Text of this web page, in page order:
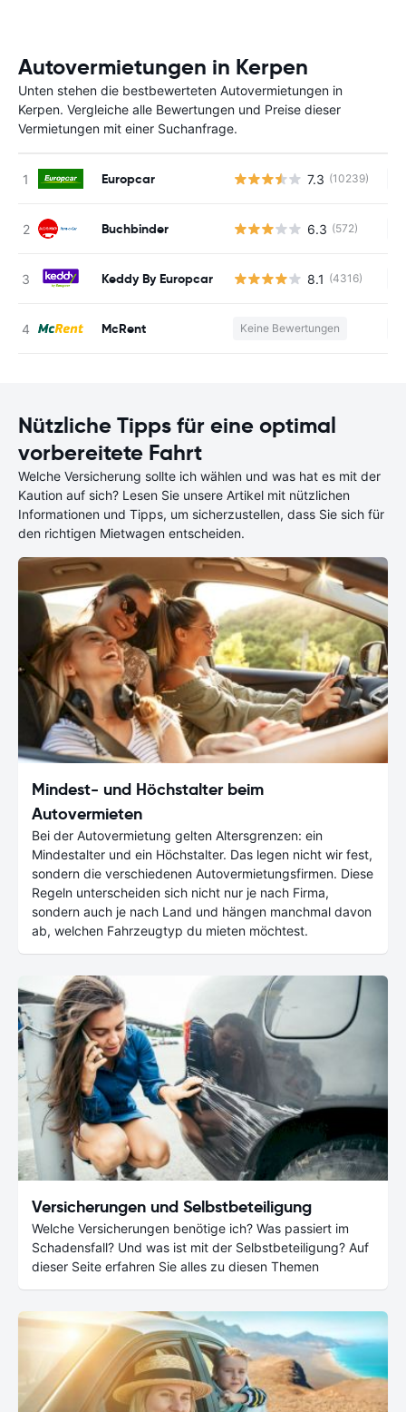
Autovermietungen in Kerpen
Unten stehen die bestbewerteten Autovermietungen in
Kerpen. Vergleiche alle Bewertungen und Preise dieser
Vermietungen mit einer Suchanfrage.
Europcar 7.3 (10239)
Buchbinder 6.3 (572)
Keddy By Europcar 8.1 (4316)
McRent Keine Bewertungen
Nützliche Tipps für eine optimal
vorbereitete Fahrt
Welche Versicherung sollte ich wählen und was hat es mit der
Kaution auf sich? Lesen Sie unsere Artikel mit nützlichen
Informationen und Tipps, um sicherzustellen, dass Sie sich für
den richtigen Mietwagen entscheiden.
Mindest- und Höchstalter beim
Autovermieten
Bei der Autovermietung gelten Altersgrenzen: ein
Mindestalter und ein Höchstalter. Das legen nicht wir fest,
sondern die verschiedenen Autovermietungsfirmen. Diese
Regeln unterscheiden sich nicht nur je nach Firma,
sondern auch je nach Land und hängen manchmal davon
ab, welchen Fahrzeugtyp du mieten möchtest.
Versicherungen und Selbstbeteiligung
Welche Versicherungen benötige ich? Was passiert im
Schadensfall? Und was ist mit der Selbstbeteiligung? Auf
dieser Seite erfahren Sie alles zu diesen Themen